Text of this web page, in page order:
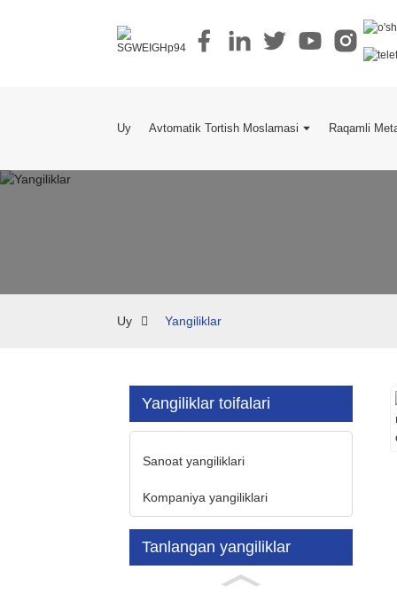
Uy Avtomatik Tortish Moslamasi Raqamli
Uy Yangiliklar
Yangiliklar toifalari
Sanoat yangiliklari
Kompaniya yangiliklari
Tanlangan yangiliklar